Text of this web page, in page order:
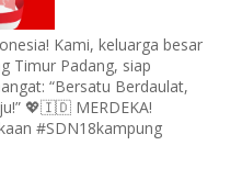
Kami, keluarga besar
Timur Padang, siap
“Bersatu Berdaulat,
💖🇮🇩 MERDEKA!
#SDN18kampung